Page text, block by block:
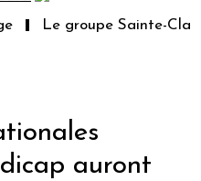
Le groupe Sainte-
auront